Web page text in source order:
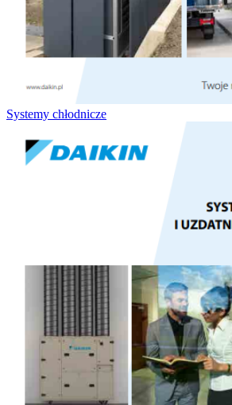
Systemy chłodnicze